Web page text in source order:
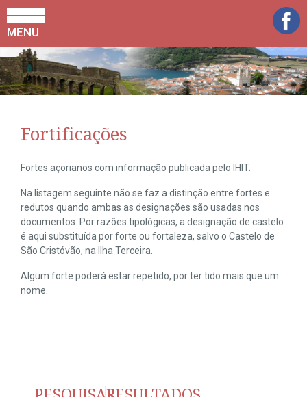
MENU
Fortificações
Fortes açorianos com informação publicada pelo IHIT.
Na listagem seguinte não se faz a distinção entre fortes e
redutos quando ambas as designações são usadas nos
documentos. Por razões tipológicas, a designação de castelo
é aqui substituída por forte ou fortaleza, salvo o Castelo de
São Cristóvão, na Ilha Terceira.
Algum forte poderá estar repetido, por ter tido mais que um
nome.